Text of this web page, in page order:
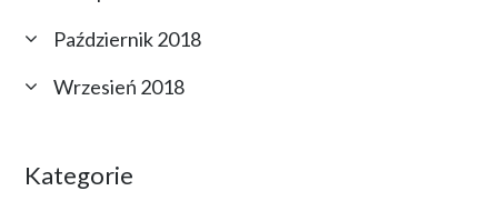
Październik 2018
Wrzesień 2018
Kategorie